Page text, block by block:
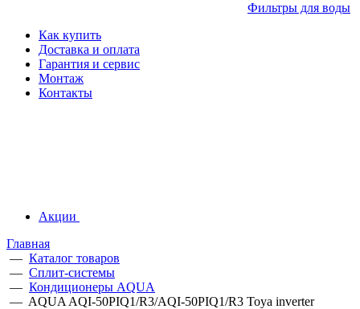
Фильтры для воды
Как купить
Доставка и оплата
Гарантия и сервис
Монтаж
Контакты
Акции
Главная
— Каталог товаров
— Сплит-системы
— Кондиционеры AQUA
— AQUA AQI-50PIQ1/R3/AQI-50PIQ1/R3 Toya inverter